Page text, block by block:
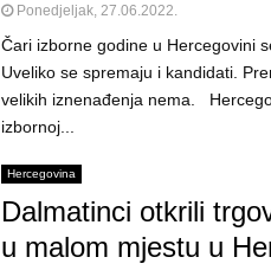
Ponedjeljak, 27.06.2022.
Čari izborne godine u Hercegovini
Uveliko se spremaju i kandidati.
velikih iznenađenja nema.
izbornoj...
Hercegovina
Dalmatinci otkrili
u malom mjestu u